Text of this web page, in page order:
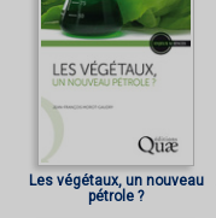
Les végétaux, un nouveau
pétrole ?